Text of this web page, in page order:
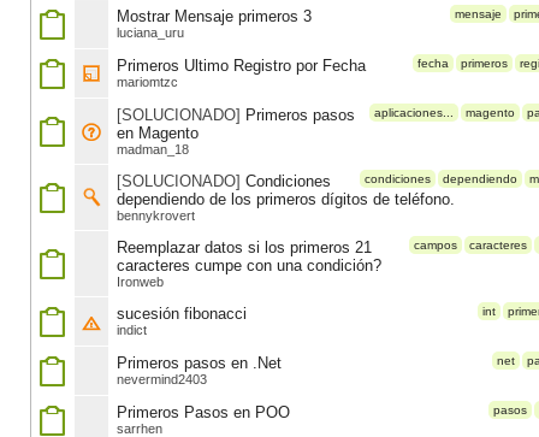
mensaje
Mostrar Mensaje primeros 3
luciana_uru
fecha primeros
Primeros Ultimo Registro por Fecha
mariomtzc
aplicaciones... magento
[SOLUCIONADO] Primeros pasos
en Magento
madman_18
condiciones dependiendo
[SOLUCIONADO] Condiciones
dependiendo de los primeros dígitos de teléfono.
bennykrovert
campos caracteres
Reemplazar datos si los primeros 21
caracteres cumpe con una condición?
Ironweb
int
sucesión fibonacci
indict
net
Primeros pasos en .Net
nevermind2403
pasos
Primeros Pasos en POO
sarrhen